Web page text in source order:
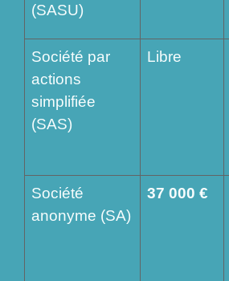
(SASU)
Société par
actions
simplifiée
(SAS)
Libre
Société
anonyme (SA)
37 000 €